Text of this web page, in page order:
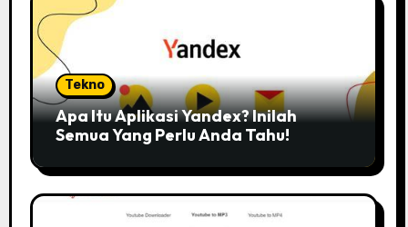
Tekno
Apa Itu Aplikasi Yandex? Inilah
Semua Yang Perlu Anda Tahu!